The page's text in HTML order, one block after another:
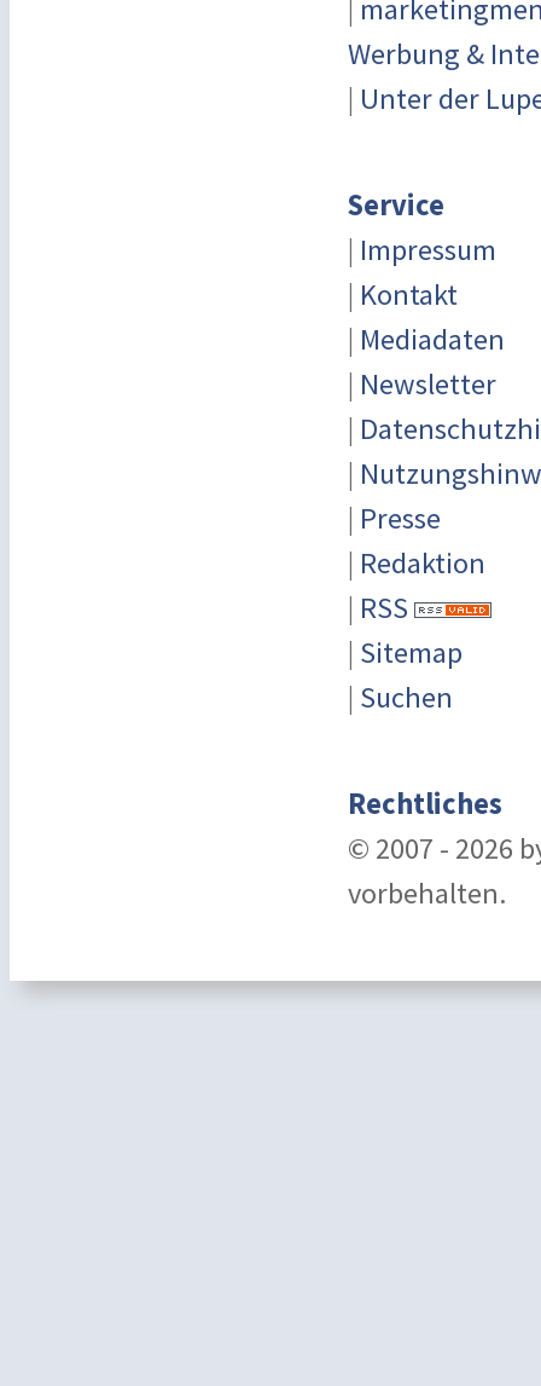
|
Werbung &
| Unter der
Service
| Impressum
| Kontakt
| Mediadaten
| Newsletter
|
|
| Presse
| Redaktion
| RSS
| Sitemap
| Suchen
Rechtliches
© 2007 - 2026
vorbehalten.